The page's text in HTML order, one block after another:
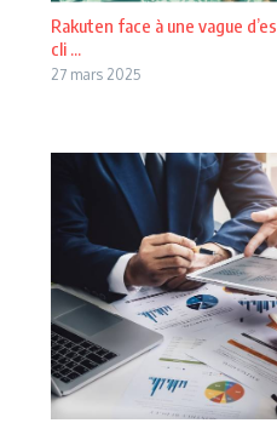
Rakuten face à une vague
cli ...
27 mars 2025